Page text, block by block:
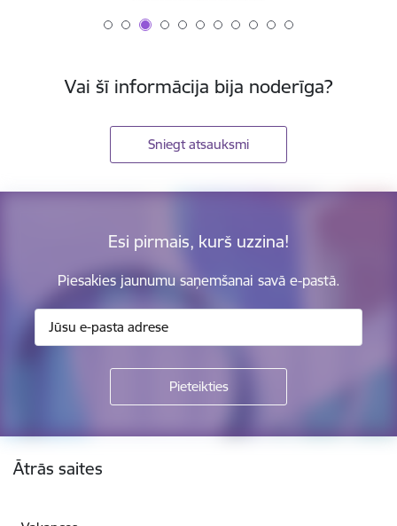
Vai šī informācija bija noderīga?
Sniegt atsauksmi
Esi pirmais, kurš uzzina!
Piesakies jaunumu saņemšanai savā e-pastā.
Kājene
Ātrās saites